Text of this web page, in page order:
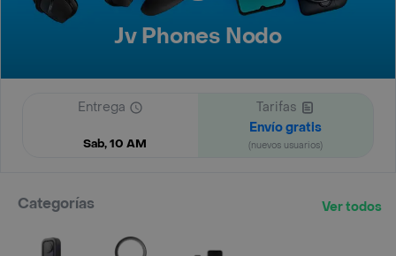
Jv Phones Nodo
Entrega
Sab, 10 AM
Tarifas
Envío gratis
(nuevos usuarios)
Categorías Ver todos